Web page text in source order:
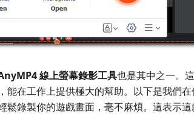
線上螢幕錄影工具也是其中之一。
能在工作上提供極大的幫助。以下是我們
鬆錄製你的遊戲畫面，毫不麻煩。這表示